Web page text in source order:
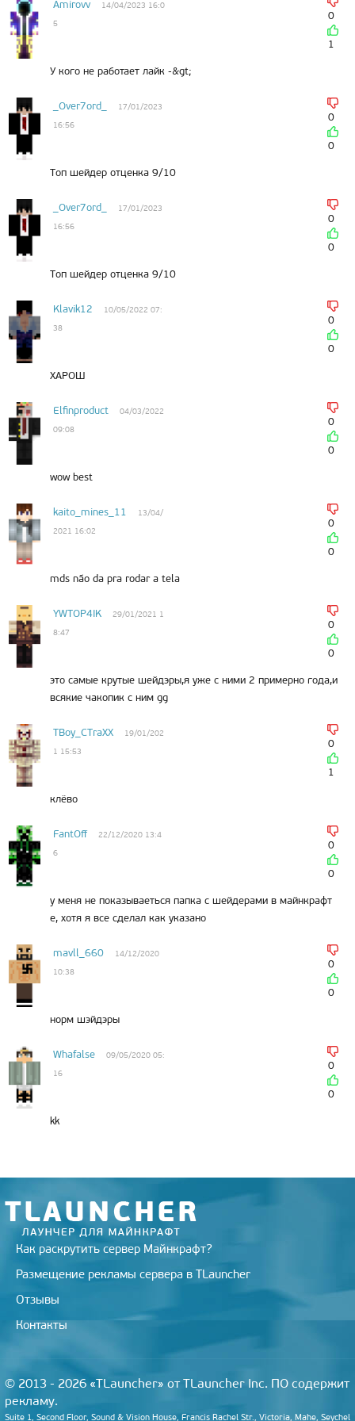
Amirovv
14/04/2023 16:0
5
0
1
У кого не работает лайк -&gt;
_Over7ord_
17/01/2023
16:56
0
0
Топ шейдер отценка 9/10
_Over7ord_
17/01/2023
16:56
0
0
Топ шейдер отценка 9/10
Klavik12
10/05/2022 07:
38
0
0
ХАРОШ
Elfinproduct
04/03/2022
09:08
0
0
wow best
kaito_mines_11
13/04/
2021 16:02
0
0
mds não da pra rodar a tela
YWTOP4IK
29/01/2021 1
8:47
0
0
это самые крутые шейдэры,я уже с ними 2 примерно года,и
всякие чакопик с ним gg
TBoy_CTraXX
19/01/202
1 15:53
0
1
клёво
FantOff
22/12/2020 13:4
6
0
0
у меня не показываеться папка с шейдерами в майнкрафт
е, хотя я все сделал как указано
mavll_660
14/12/2020
10:38
0
0
норм шэйдэры
Whafalse
09/05/2020 05:
16
0
0
kk
Как раскрутить сервер Майнкрафт?
Размещение рекламы сервера в TLauncher
Отзывы
Контакты
© 2013 - 2026 «TLauncher» от TLauncher Inc. ПО содержит
рекламу.
Suite 1, Second Floor, Sound & Vision House, Francis Rachel Str., Victoria, Mahe, Seychel